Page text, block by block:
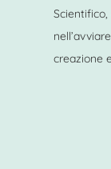
creazione